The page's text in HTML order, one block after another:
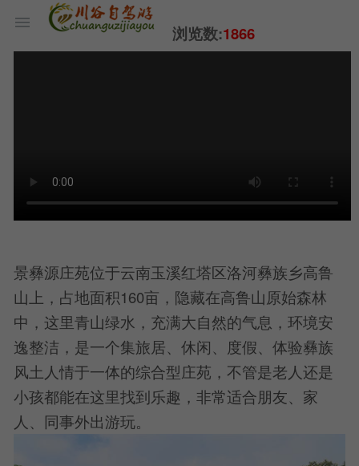
浏览数:1866
景彝源庄苑位于云南玉溪红塔区洛河彝族乡高鲁
山上，占地面积160亩，隐藏在高鲁山原始森林
中，这里青山绿水，充满大自然的气息，环境安
逸整洁，是一个集旅居、休闲、度假、体验彝族
风土人情于一体的综合型庄苑，不管是老人还是
小孩都能在这里找到乐趣，非常适合朋友、家
人、同事外出游玩。